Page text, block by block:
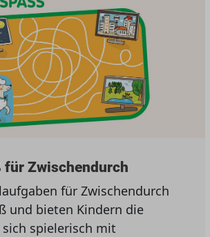
für Zwischendurch
für Zwischendurch
und bieten Kindern die
spielerisch mit